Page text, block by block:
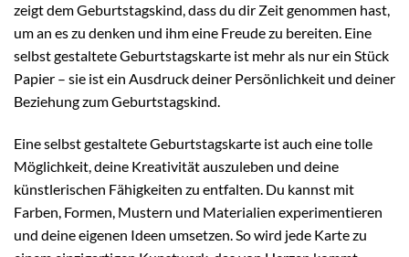
zeigt dem Geburtstagskind, dass du dir Zeit genommen hast,
um an es zu denken und ihm eine Freude zu bereiten. Eine
selbst gestaltete Geburtstagskarte ist mehr als nur ein Stück
Papier – sie ist ein Ausdruck deiner Persönlichkeit und deiner
Beziehung zum Geburtstagskind.
Eine selbst gestaltete Geburtstagskarte ist auch eine tolle
Möglichkeit, deine Kreativität auszuleben und deine
künstlerischen Fähigkeiten zu entfalten. Du kannst mit
Farben, Formen, Mustern und Materialien experimentieren
und deine eigenen Ideen umsetzen. So wird jede Karte zu